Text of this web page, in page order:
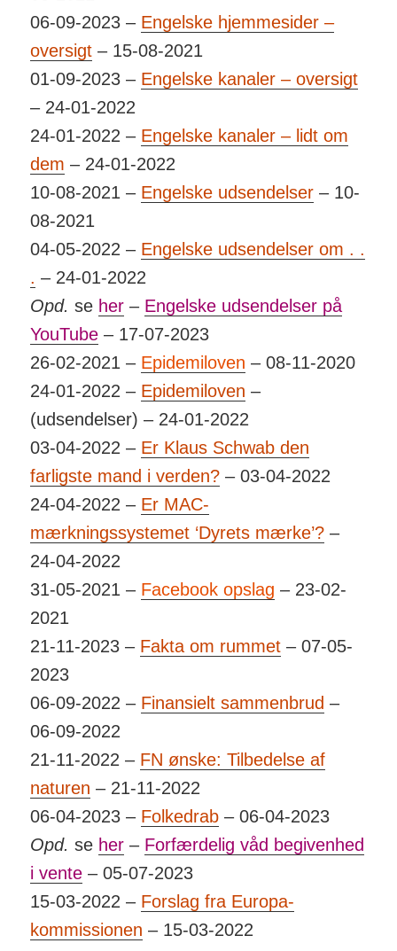
06-09-2023 – Engelske hjemmesider –
oversigt – 15-08-2021
01-09-2023 – Engelske kanaler – oversigt
– 24-01-2022
24-01-2022 – Engelske kanaler – lidt om
dem – 24-01-2022
10-08-2021 – Engelske udsendelser – 10-
08-2021
04-05-2022 – Engelske udsendelser om . .
. – 24-01-2022
Opd. se her – Engelske udsendelser på
YouTube – 17-07-2023
26-02-2021 – Epidemiloven – 08-11-2020
24-01-2022 – Epidemiloven –
(udsendelser) – 24-01-2022
03-04-2022 – Er Klaus Schwab den
farligste mand i verden? – 03-04-2022
24-04-2022 – Er MAC-
mærkningssystemet ‘Dyrets mærke’? –
24-04-2022
31-05-2021 – Facebook opslag – 23-02-
2021
21-11-2023 – Fakta om rummet – 07-05-
2023
06-09-2022 – Finansielt sammenbrud –
06-09-2022
21-11-2022 – FN ønske: Tilbedelse af
naturen – 21-11-2022
06-04-2023 – Folkedrab – 06-04-2023
Opd. se her – Forfærdelig våd begivenhed
i vente – 05-07-2023
15-03-2022 – Forslag fra Europa-
kommissionen – 15-03-2022